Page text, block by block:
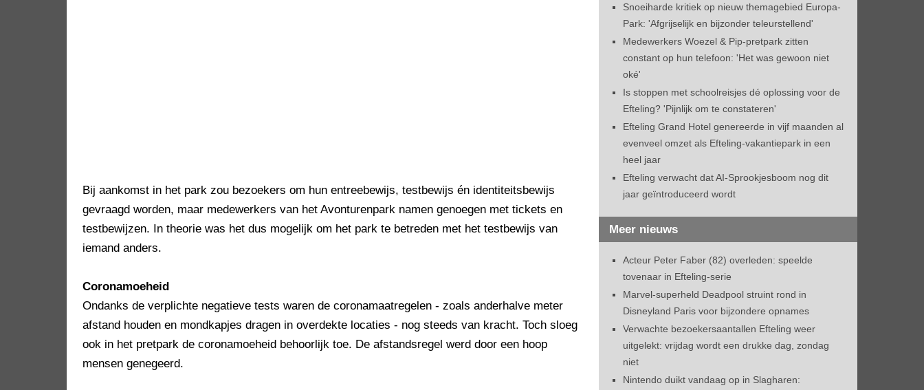
Bij aankomst in het park zou bezoekers om hun entreebewijs, testbewijs én identiteitsbewijs
gevraagd worden, maar medewerkers van het Avonturenpark namen genoegen met tickets en
testbewijzen. In theorie was het dus mogelijk om het park te betreden met het testbewijs van
iemand anders.
Coronamoeheid
Ondanks de verplichte negatieve tests waren de coronamaatregelen - zoals anderhalve meter
afstand houden en mondkapjes dragen in overdekte locaties - nog steeds van kracht. Toch sloeg
ook in het pretpark de coronamoeheid behoorlijk toe. De afstandsregel werd door een hoop
mensen genegeerd.
Snoeiharde kritiek op nieuw themagebied Europa-
Park: 'Afgrijselijk en bijzonder teleurstellend'
Medewerkers Woezel & Pip-pretpark zitten
constant op hun telefoon: 'Het was gewoon niet
oké'
Is stoppen met schoolreisjes dé oplossing voor de
Efteling? 'Pijnlijk om te constateren'
Efteling Grand Hotel genereerde in vijf maanden al
evenveel omzet als Efteling-vakantiepark in een
heel jaar
Efteling verwacht dat AI-Sprookjesboom nog dit
jaar geïntroduceerd wordt
Meer nieuws
Acteur Peter Faber (82) overleden: speelde
tovenaar in Efteling-serie
Marvel-superheld Deadpool struint rond in
Disneyland Paris voor bijzondere opnames
Verwachte bezoekersaantallen Efteling weer
uitgelekt: vrijdag wordt een drukke dag, zondag
niet
Nintendo duikt vandaag op in Slagharen: